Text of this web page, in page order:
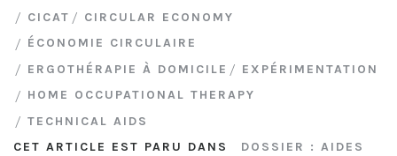
CICAT
CIRCULAR ECONOMY
ÉCONOMIE CIRCULAIRE
ERGOTHÉRAPIE À DOMICILE
EXPÉRIMENTATION
HOME OCCUPATIONAL THERAPY
TECHNICAL AIDS
CET ARTICLE EST PARU DANS
DOSSIER : AIDES